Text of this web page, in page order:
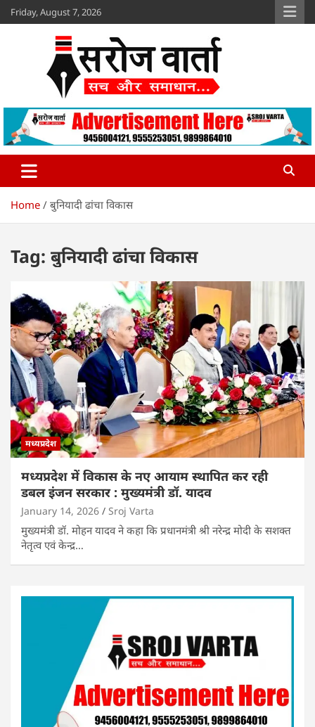
Skip
to
Friday, August 7, 2026
Sroj Varta
www.srojvarta.in
Home बुनियादी ढांचा विकास
Tag: बुनियादी ढांचा विकास
मध्यप्रदेश
मध्यप्रदेश में विकास के नए आयाम स्थापित कर रही
डबल इंजन सरकार : मुख्यमंत्री डॉ. यादव
January 14, 2026 Sroj Varta
मुख्यमंत्री डॉ. मोहन यादव ने कहा कि प्रधानमंत्री श्री नरेन्द्र मोदी के सशक्त
नेतृत्व एवं केन्द्र…